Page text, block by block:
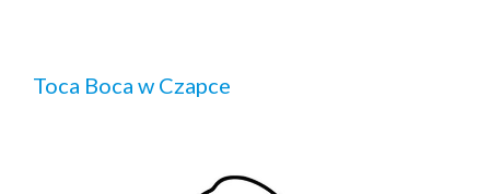
Toca Boca w Czapce